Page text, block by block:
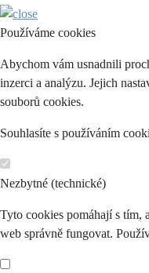
Používáme cookies
Abychom vám usnadnili
inzerci a analýzu. Jejich
souborů cookies.
Souhlasíte s používáním
Nezbytné (technické)
Tyto cookies pomáhají s tím,
web správně fungovat.